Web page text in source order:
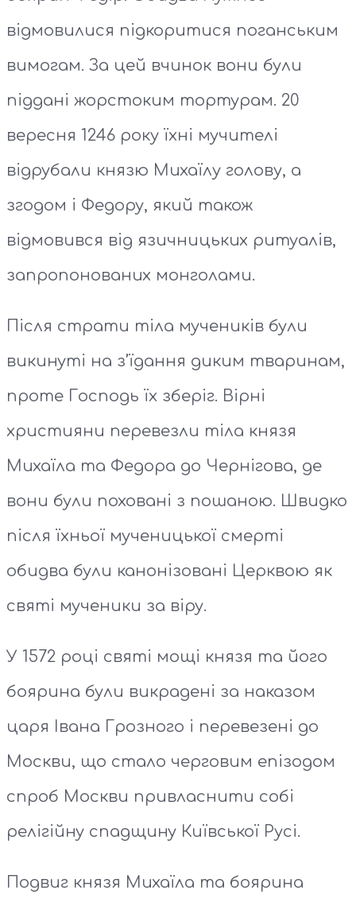
відмовилися підкоритися поганським
вимогам. За цей вчинок вони були
піддані жорстоким тортурам. 20
вересня 1246 року їхні мучителі
відрубали князю Михаїлу голову, а
згодом і Федору, який також
відмовився від язичницьких ритуалів,
запропонованих монголами.
Після страти тіла мучеників були
викинуті на з’їдання диким тваринам,
проте Господь їх зберіг. Вірні
християни перевезли тіла князя
Михаїла та Федора до Чернігова, де
вони були поховані з пошаною. Швидко
після їхньої мученицької смерті
обидва були канонізовані Церквою як
святі мученики за віру.
У 1572 році святі мощі князя та його
боярина були викрадені за наказом
царя Івана Грозного і перевезені до
Москви, що стало черговим епізодом
спроб Москви привласнити собі
релігійну спадщину Київської Русі.
Подвиг князя Михаїла та боярина